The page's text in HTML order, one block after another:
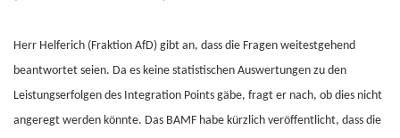
Herr Helferich (Fraktion AfD) gibt an, dass die Fragen weitestgehend
beantwortet seien. Da es keine statistischen Auswertungen zu den
Leistungserfolgen des Integration Points gäbe, fragt er nach, ob dies nicht
angeregt werden könnte. Das BAMF habe kürzlich veröffentlicht, dass die